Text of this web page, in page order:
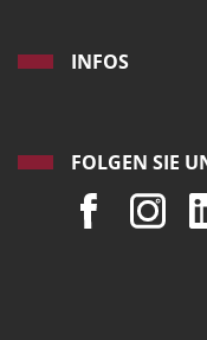
INFOS
FOLGEN SIE